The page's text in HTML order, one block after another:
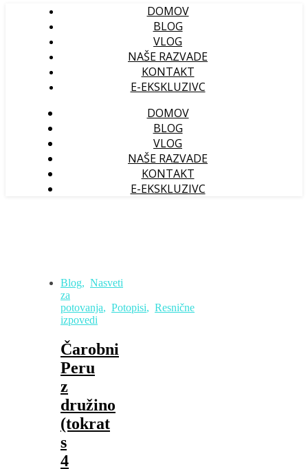
DOMOV
BLOG
VLOG
NAŠE RAZVADE
KONTAKT
E-EKSKLUZIVC
DOMOV
BLOG
VLOG
NAŠE RAZVADE
KONTAKT
E-EKSKLUZIVC
Blog, Nasveti
za
potovanja, Potopisi, Resnične
izpovedi
Čarobni
Peru
z
družino
(tokrat
s
4